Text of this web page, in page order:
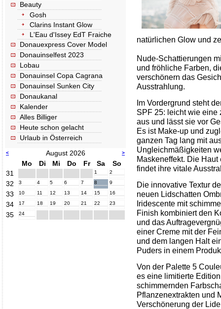
Beauty
Gosh
Clarins Instant Glow
L'Eau d'Issey EdT Fraiche
Donauexpress Cover Model
Donauinselfest 2023
Lobau
Donauinsel Copa Cagrana
Donauinsel Sunken City
Donaukanal
Kalender
Alles Billiger
Heute schon gelacht
Urlaub in Österreich
< August 2026 >
Mo Di Mi Do Fr Sa
So
31
1 2
32 3 4 5 6 7 8 9
33 10 11 12 13 14 15 16
34 17 18 19 20 21 22 23
35 24
natürlichen Glow und
Nude-Schattierungen
und fröhliche Farben,
verschönern das
Ausstrahlung.
Im Vordergrund steht
SPF 25: leicht wie eine
aus und lässt sie vor
Es ist Make-up und
ganzen Tag lang mit
Ungleichmäßigkeiten
Maskeneffekt. Die
findet ihre vitale
Die innovative Textur
neuen Lidschatten
Iridescente mit
Finish kombiniert den
und das
einer Creme mit der
und dem langen Halt
Puders in einem
Von der Palette 5
es eine limitierte
schimmernden
Pflanzenextrakten und
Verschönerung der